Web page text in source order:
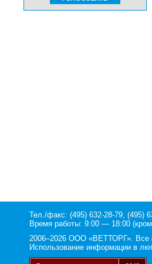
Тел./факс: (495) 632-28-79, (495)
Время работы: 9:00 — 18:00
2006–2026 ООО «ВЕТТОРГ». Все
Использование информации в